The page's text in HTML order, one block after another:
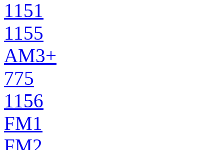
1151
1155
AM3+
775
1156
FM1